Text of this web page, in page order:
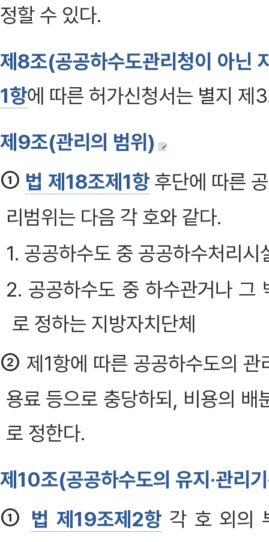
정할 수 있다.
제8조(공공하수도관리청이 아닌
1항에 따른 허가신청서는 별지 제
제9조(관리의 범위)
① 법 제18조제1항후단에 따른
리범위는 다음 각 호와 같다.
1. 공공하수도 중 공공하수처리
2. 공공하수도 중 하수관거나 그
로 정하는 지방자치단체
② 제1항에 따른 공공하수도의
용료 등으로 충당하되, 비용의 배
로 정한다.
제10조(공공하수도의 유지·관리
① 법 제19조제2항각 호 외의